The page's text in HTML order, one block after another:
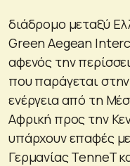
διάδρομο μεταξύ
Green Aegean
αφενός την
που παράγεται
ενέργεια από τη
Αφρική προς την
υπάρχουν επαφές
Γερμανίας TenneT